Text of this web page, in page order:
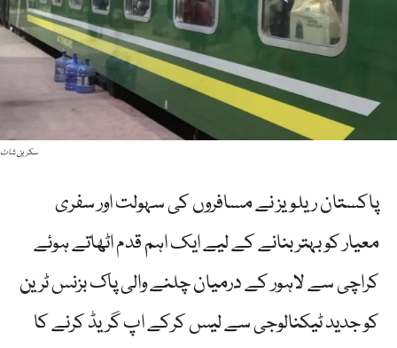
سکرین شاٹ
پاکستان ریلویز نے مسافروں کی سہولت اور سفری
معیار کو بہتر بنانے کے لیے ایک اہم قدم اٹھاتے ہوئے
کراچی سے لاہور کے درمیان چلنے والی پاک بزنس ٹرین
کو جدید ٹیکنالوجی سے لیس کرکے اپ گریڈ کرنے کا